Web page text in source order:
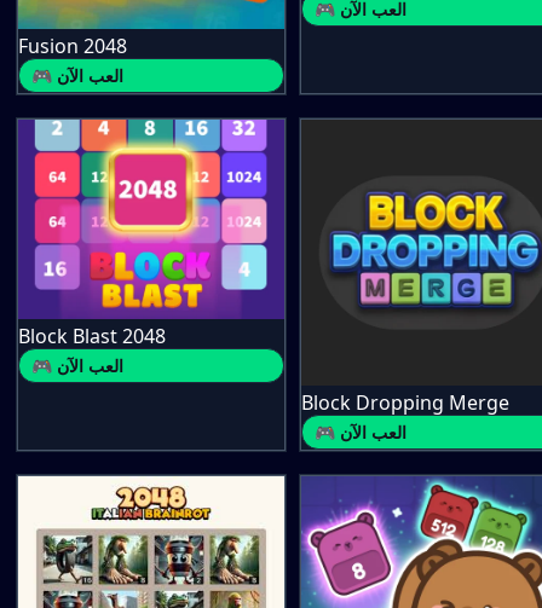
Fusion 2048
🎮 العب الآن
🎮 العب الآن
Block Blast 2048
🎮 العب الآن
Block Dropping Merge
🎮 العب الآن